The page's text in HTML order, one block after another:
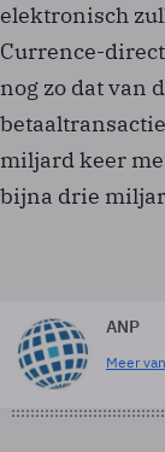
elektronisch
Currence-
nog zo dat van
miljard keer
bijna drie
ANP
Meer